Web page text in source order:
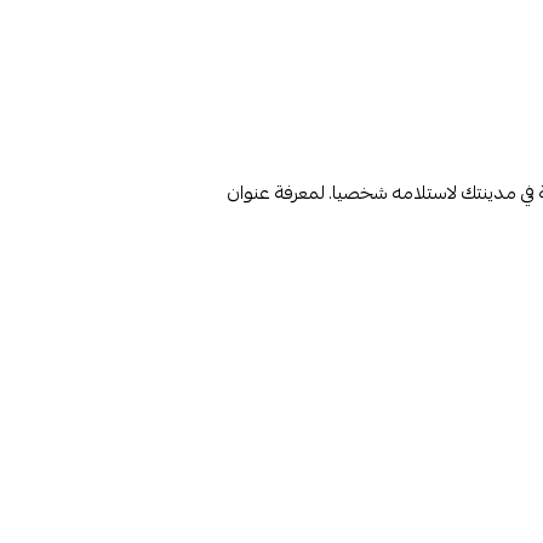
مدينتك لاستلامه شخصيا.لمعرفة عنوان